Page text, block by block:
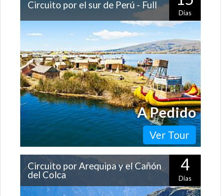
Circuito por el sur de Perú - Full
Días
Descubre los principales atractivos del sur del Perú de
manera pausada y tranquila. Este circuito completo te
llevará a conocer Lima,…
Ver Tour
A Pedido
Circuito por Arequipa y el Cañón
del Colca
4
Días
Conocida como "la Ciudad Blanca" por sus